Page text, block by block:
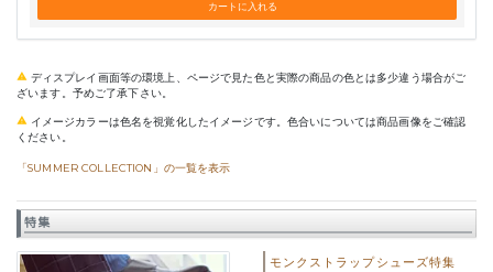
ディスプレイ画面等の環境上、ページで見た色と実際の商品の色とは多少違う場合がご
ざいます。予めご了承下さい。
イメージカラーは色名を視覚化したイメージです。色合いについては商品画像をご確認
ください。
「SUMMER COLLECTION」の一覧を表示
特集
モンクストラップシューズ特集